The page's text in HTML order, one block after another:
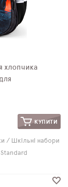
хлопчика
КУПИТИ
/ Шкільні набори